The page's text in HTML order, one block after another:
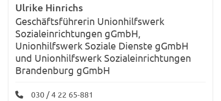
Ulrike Hinrichs
Geschäftsführerin Unionhilfswerk
Sozialeinrichtungen gGmbH,
Unionhilfswerk Soziale Dienste gGmbH
und Unionhilfswerk Sozialeinrichtungen
Brandenburg gGmbH
030 / 4 22 65-881